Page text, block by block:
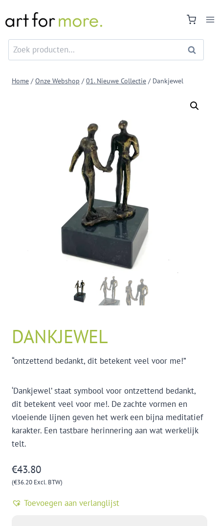
naar
Zoeken
naar:
Zoeken
Home / Onze Webshop / 01. Nieuwe Collectie / Dankjewel
DANKJEWEL
“ontzettend bedankt, dit betekent veel voor me!”
‘Dankjewel’ staat symbool voor ontzettend bedankt,
dit betekent veel voor me!. De zachte vormen en
vloeiende lijnen geven het werk een bijna meditatief
karakter. Een tastbare herinnering aan wat werkelijk
telt.
€43.80
(€36.20 Excl. BTW)
Toevoegen aan verlanglijst